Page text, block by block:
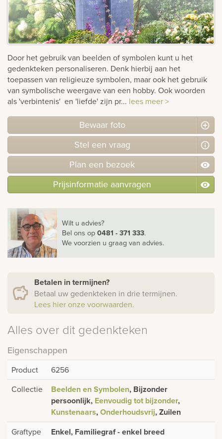
Door het gebruik van beelden of symbolen kunt u het
gedenkteken personaliseren. Denk hierbij aan het
toepassen van religieuze symbolen, maar ook het gebruik
van symbolische weergave van een hobby. Ook woorden
als 'verbintenis' en 'liefde' zijn pr... lees meer >
Bewaar foto
Stel een vraag
Plan een bezoek
Prijsinformatie aanvragen
Wilt u advies?
Bel ons op0481 - 371 333.
We voorzien u graag van advies.
Betalen in termijnen?
Betaal uw gedenkteken in drie termijnen.
Lees hier onze voorwaarden.
Alles over dit gedenkteken
Eigenschappen
Product
6256
Collectie
Beelden en Symbolen, Bijzonder
persoonlijk, Eenvoudig tot bijzonder,
Kunstenaars,Onderhoudsvrij, Zuilen
Graftype Enkel, Familiegraf - enkel breed